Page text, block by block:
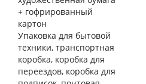
+ гофрированный
картон
Упаковка для бытовой
техники, транспортная
коробка, коробка для
переездов, коробка для